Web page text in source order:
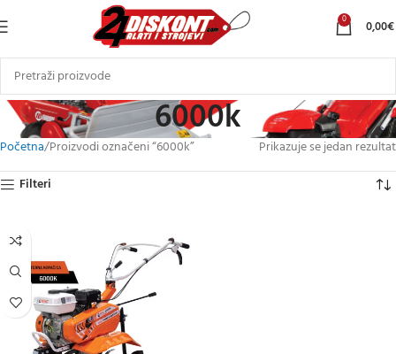
0 0,00€
6000k
Početna Proizvodi označeni “6000k”
Prikazuje se jedan rezultat
Filteri